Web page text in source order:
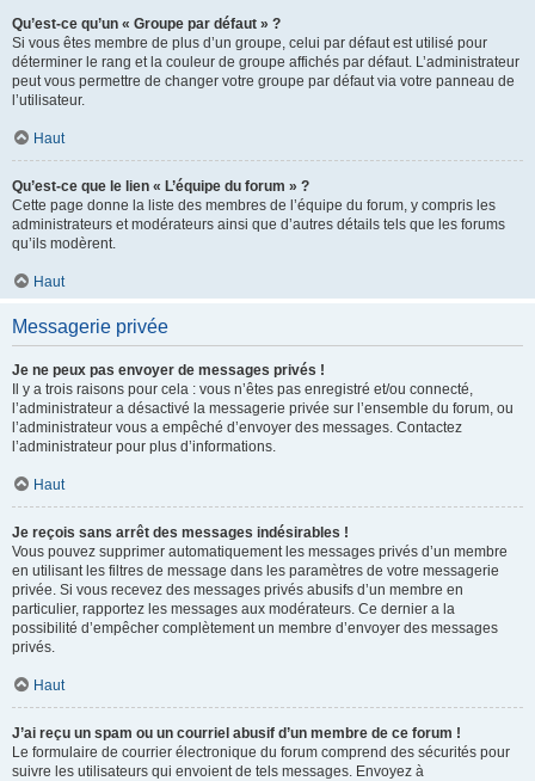
Qu’est-ce qu’un « Groupe par défaut » ?
Si vous êtes membre de plus d’un groupe, celui par défaut est utilisé pour
déterminer le rang et la couleur de groupe affichés par défaut. L’administrateur
peut vous permettre de changer votre groupe par défaut via votre panneau de
l’utilisateur.
Haut
Qu’est-ce que le lien « L’équipe du forum » ?
Cette page donne la liste des membres de l’équipe du forum, y compris les
administrateurs et modérateurs ainsi que d’autres détails tels que les forums
qu’ils modèrent.
Haut
Messagerie privée
Je ne peux pas envoyer de messages privés !
Il y a trois raisons pour cela : vous n’êtes pas enregistré et/ou connecté,
l’administrateur a désactivé la messagerie privée sur l’ensemble du forum, ou
l’administrateur vous a empêché d’envoyer des messages. Contactez
l’administrateur pour plus d’informations.
Haut
Je reçois sans arrêt des messages indésirables !
Vous pouvez supprimer automatiquement les messages privés d’un membre
en utilisant les filtres de message dans les paramètres de votre messagerie
privée. Si vous recevez des messages privés abusifs d’un membre en
particulier, rapportez les messages aux modérateurs. Ce dernier a la
possibilité d’empêcher complètement un membre d’envoyer des messages
privés.
Haut
J’ai reçu un spam ou un courriel abusif d’un membre de ce forum !
Le formulaire de courrier électronique du forum comprend des sécurités pour
suivre les utilisateurs qui envoient de tels messages. Envoyez à